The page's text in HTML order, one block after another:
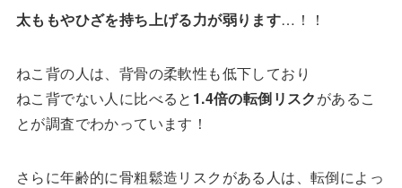
太ももやひざを持ち上げる力が弱ります…！！
ねこ背の人は、背骨の柔軟性も低下しており
ねこ背でない人に比べると 1.4倍の転倒リスクがあるこ
とが調査でわかっています！
さらに年齢的に骨粗鬆造リスクがある人は、転倒によっ